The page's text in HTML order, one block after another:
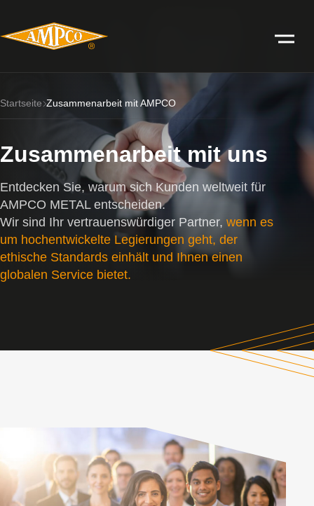
Startseite Zusammenarbeit mit AMPCO
Zusammenarbeit mit uns
Entdecken Sie, warum sich Kunden weltweit für
AMPCO METAL entscheiden.
Wir sind Ihr vertrauenswürdiger Partner, wenn es
um hochentwickelte Legierungen geht, der
ethische Standards einhält und Ihnen einen
globalen Service bietet.